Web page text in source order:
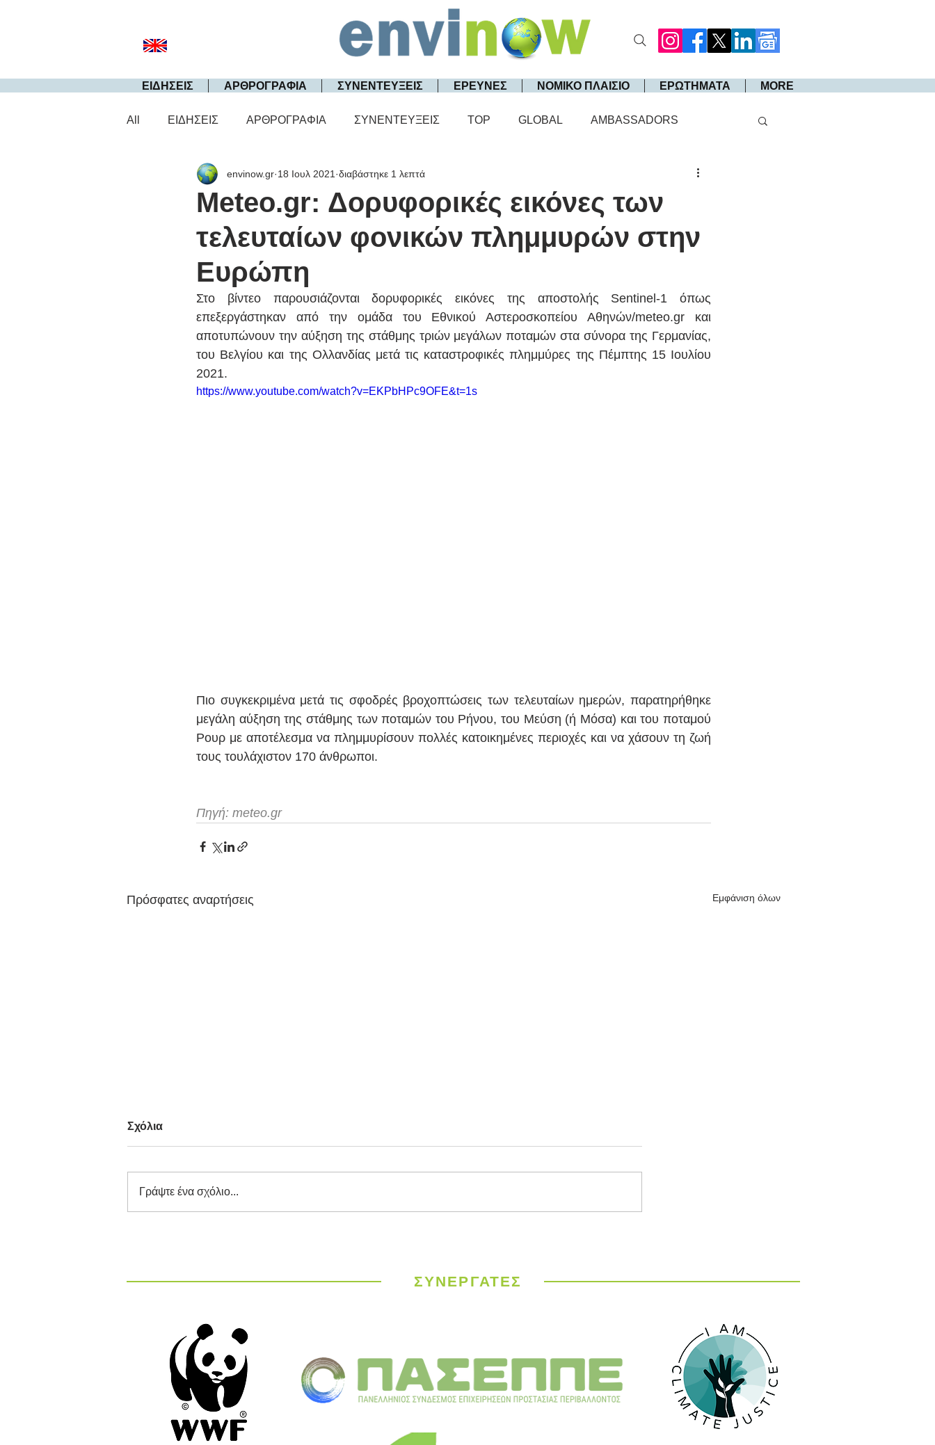
ΕΙΔΗΣΕΙΣ ΑΡΘΡΟΓΡΑΦΙΑ ΣΥΝΕΝΤΕΥΞΕΙΣ ΕΡΕΥΝΕΣ ΝΟΜΙΚΟ ΠΛΑΙΣΙΟ ΕΡΩΤΗΜΑΤΑ MORE
All ΕΙΔΗΣΕΙΣ ΑΡΘΡΟΓΡΑΦΙΑ ΣΥΝΕΝΤΕΥΞΕΙΣ TOP GLOBAL AMBASSADORS
Meteo.gr: Δορυφορικές εικόνες των
τελευταίων φονικών πλημμυρών στην
Ευρώπη
envinow.gr 18 Ιουλ 2021 διαβάστηκε 1 λεπτά
Στο βίντεο παρουσιάζονται δορυφορικές εικόνες της αποστολής Sentinel-1 όπως
επεξεργάστηκαν από την ομάδα του Εθνικού Αστεροσκοπείου Αθηνών/meteo.gr και
αποτυπώνουν την αύξηση της στάθμης τριών μεγάλων ποταμών στα σύνορα της Γερμανίας,
του Βελγίου και της Ολλανδίας μετά τις καταστροφικές πλημμύρες της Πέμπτης 15 Ιουλίου
2021.
https://www.youtube.com/watch?v=EKPbHPc9OFE&t=1s
Πιο συγκεκριμένα μετά τις σφοδρές βροχοπτώσεις των τελευταίων ημερών, παρατηρήθηκε
μεγάλη αύξηση της στάθμης των ποταμών του Ρήνου, του Μεύση (ή Μόσα) και του ποταμού
Ρουρ με αποτέλεσμα να πλημμυρίσουν πολλές κατοικημένες περιοχές και να χάσουν τη ζωή
τους τουλάχιστον 170 άνθρωποι.
Πηγή: meteo.gr
Πρόσφατες αναρτήσεις Εμφάνιση όλων
Σχόλια
Γράψτε ένα σχόλιο...
ΣΥΝΕΡΓΑΤΕΣ